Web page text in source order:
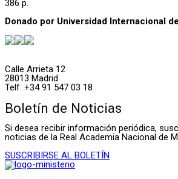
386 p.
Donado por Universidad Internacional
Calle Arrieta 12
28013 Madrid
Telf. +34 91 547 03 18
Boletín de Noticias
Si desea recibir información periódica,
noticias de la Real Academia Nacional de
SUSCRIBIRSE AL BOLETÍN